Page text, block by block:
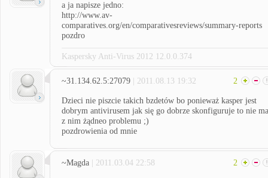
a ja napisze jedno:
http://www.av-
comparatives.org/en/comparativesreviews/summary-reports
pozdro
Kaspersky Anti-Virus 2012 12.0.0.374
~31.134.62.5:27079 | 2011.08.13 19:32 2
Dzieci nie piszcie takich bzdetów bo ponieważ kasper jest
dobrym antivirusem jak się go dobrze skonfiguruje to nie ma
z nim żądneo problemu ;)
pozdrowienia od mnie
~Magda | 2011.03.04 22:58 2